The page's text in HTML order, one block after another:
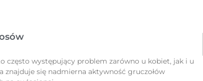
często występujący problem zarówno u kobiet, jak i u
znajduje się nadmierna aktywność gruczołów